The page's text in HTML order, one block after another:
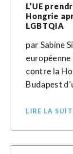
L’UE
Hongrie
LGBTQIA
par Sabine
européenne
contre la
Budapest
LIRE LA